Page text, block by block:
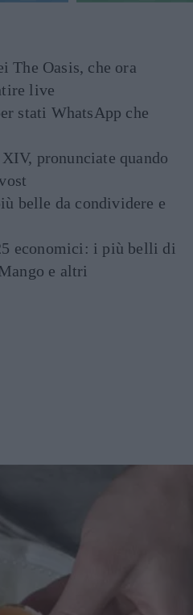
The Oasis, che ora
live
stati WhatsApp che
pronunciate quando
belle da condividere e
economici: i più belli di
e altri